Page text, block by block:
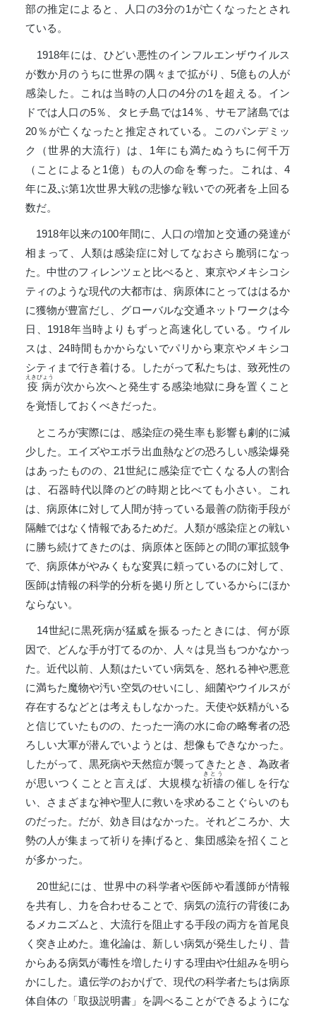
部の推定によると、人口の3分の1が亡くなったとされ
ている。
1918年には、ひどい悪性のインフルエンザウイルス
が数か月のうちに世界の隅々まで拡がり、5億もの人が
感染した。これは当時の人口の4分の1を超える。イン
ドでは人口の5％、タヒチ島では14％、サモア諸島では
20％が亡くなったと推定されている。このパンデミッ
ク（世界的大流行）は、1年にも満たぬうちに何千万
（ことによると1億）もの人の命を奪った。これは、4
年に及ぶ第1次世界大戦の悲惨な戦いでの死者を上回る
数だ。
1918年以来の100年間に、人口の増加と交通の発達が
相まって、人類は感染症に対してなおさら脆弱になっ
た。中世のフィレンツェと比べると、東京やメキシコシ
ティのような現代の大都市は、病原体にとってははるか
に獲物が豊富だし、グローバルな交通ネットワークは今
日、1918年当時よりもずっと高速化している。ウイル
スは、24時間もかからないでパリから東京やメキシコ
シティまで行き着ける。したがって私たちは、致死性の
疫病
えきびょう
が次から次へと発生する感染地獄に身を置くこと
を覚悟しておくべきだった。
ところが実際には、感染症の発生率も影響も劇的に減
少した。エイズやエボラ出血熱などの恐ろしい感染爆発
はあったものの、21世紀に感染症で亡くなる人の割合
は、石器時代以降のどの時期と比べても小さい。これ
は、病原体に対して人間が持っている最善の防衛手段が
隔離ではなく情報であるためだ。人類が感染症との戦い
に勝ち続けてきたのは、病原体と医師との間の軍拡競争
で、病原体がやみくもな変異に頼っているのに対して、
医師は情報の科学的分析を拠り所としているからにほか
ならない。
14世紀に黒死病が猛威を振るったときには、何が原
因で、どんな手が打てるのか、人々は見当もつかなかっ
た。近代以前、人類はたいてい病気を、怒れる神や悪意
に満ちた魔物や汚い空気のせいにし、細菌やウイルスが
存在するなどとは考えもしなかった。天使や妖精がいる
と信じていたものの、たった一滴の水に命の略奪者の恐
ろしい大軍が潜んでいようとは、想像もできなかった。
したがって、黒死病や天然痘が襲ってきたとき、為政者
が思いつくことと言えば、大規模な祈禱
きとう
の催しを行な
い、さまざまな神や聖人に救いを求めることぐらいのも
のだった。だが、効き目はなかった。それどころか、大
勢の人が集まって祈りを捧げると、集団感染を招くこと
が多かった。
20世紀には、世界中の科学者や医師や看護師が情報
を共有し、力を合わせることで、病気の流行の背後にあ
るメカニズムと、大流行を阻止する手段の両方を首尾良
く突き止めた。進化論は、新しい病気が発生したり、昔
からある病気が毒性を増したりする理由や仕組みを明ら
かにした。遺伝学のおかげで、現代の科学者たちは病原
体自体の「取扱説明書」を調べることができるようにな